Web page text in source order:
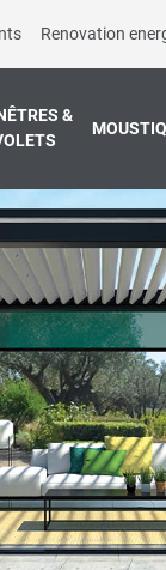
Renovation
&